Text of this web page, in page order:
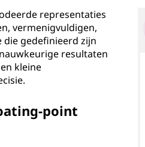
representaties
vermenigvuldigen,
die gedefinieerd zijn
resultaten
kleine
point